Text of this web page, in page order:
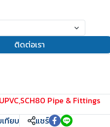
ติดต่อเรา
UPVC,SCH80 Pipe & Fittings
ทียบ แชร์